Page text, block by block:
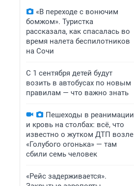
«В переходе с вонючим
бомжом». Туристка
рассказала, как спасалась во
время налета беспилотников
на Сочи
С 1 сентября детей будут
возить в автобусах по новым
правилам — что важно знать
Пешеходы в реанимации
и кровь на столбах: всё, что
известно о жутком ДТП возле
«Голубого огонька» — там
сбили семь человек
«Рейс задерживается».